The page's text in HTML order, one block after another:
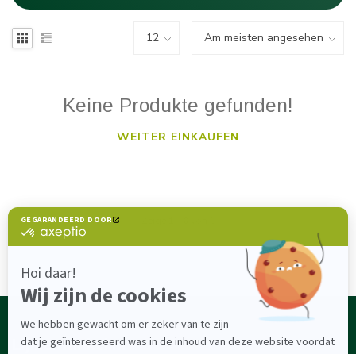
Keine Produkte gefunden!
WEITER EINKAUFEN
Lijmenwinkel.nl